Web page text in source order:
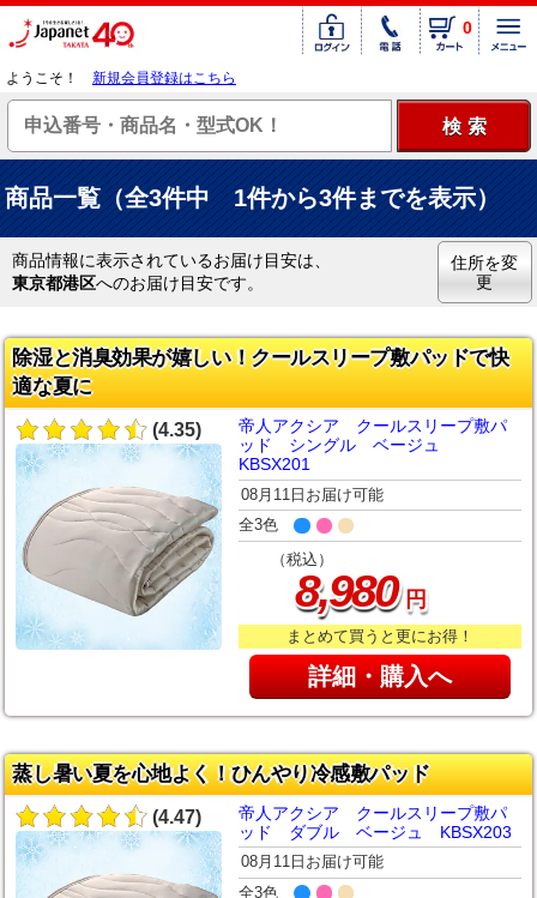
0
ようこそ！ 新規会員登録はこちら
商品一覧（全3件中 1件から3件までを表示）
商品情報に表示されているお届け目安は、
東京都港区へのお届け目安です。
住所を変
更
除湿と消臭効果が嬉しい！クールスリープ敷パッドで快
適な夏に
(4.35)
帝人アクシア クールスリープ敷パ
ッド シングル ベージュ
KBSX201
08月11日お届け可能
全3色
（税込）
8,980円
まとめて買うと更にお得！
詳細・購入へ
蒸し暑い夏を心地よく！ひんやり冷感敷パッド
(4.47)
帝人アクシア クールスリープ敷パ
ッド ダブル ベージュ KBSX203
08月11日お届け可能
全3色